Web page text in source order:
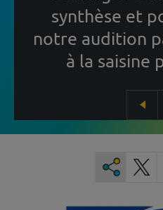
synthèse et
notre audition
à la saisine